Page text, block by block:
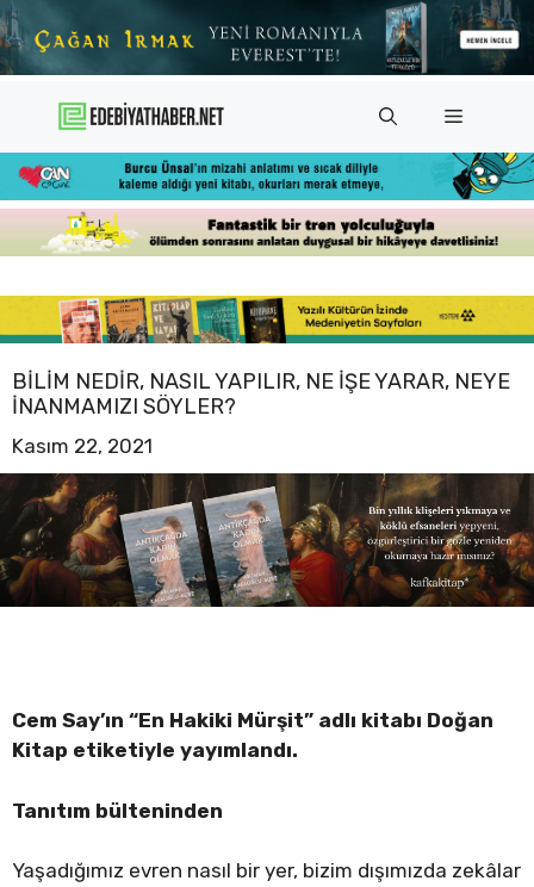
İçeriğe
atla
Menü
BILIM NEDIR, NASIL YAPILIR, NE IŞE YARAR, NEYE
INANMAMIZI SÖYLER?
Kasım 22, 2021
Cem Say’ın “En Hakiki Mürşit” adlı kitabı Doğan
Kitap etiketiyle yayımlandı.
Tanıtım bülteninden
Yaşadığımız evren nasıl bir yer, bizim dışımızda zekâlar